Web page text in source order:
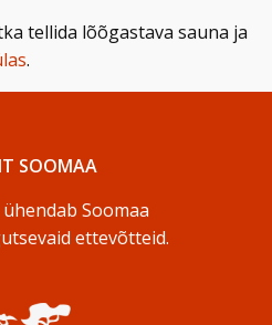
tellida lõõgastava sauna ja
.
SOOMAA
Soomaa
ettevõtteid.